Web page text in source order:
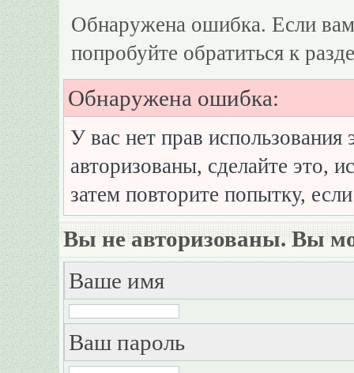
Обнаружена ошибка. Если
попробуйте обратиться к
Обнаружена ошибка:
У вас нет прав
авторизованы, сделайте это,
затем повторите попытку,
Вы не авторизованы. Вы
Ваше имя
Ваш пароль